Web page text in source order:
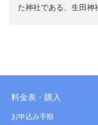
た神社である、生田
料金表・購入
お申込み手順